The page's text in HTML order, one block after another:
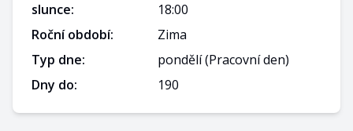
slunce:
18:00
Roční období:
Zima
Typ dne:
pondělí(Pracovní den)
Dny do:
190